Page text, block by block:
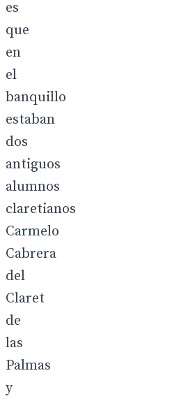
es
que
en
el
banquillo
estaban
dos
antiguos
alumnos
claretianos
Carmelo
Cabrera
del
Claret
de
las
Palmas
y